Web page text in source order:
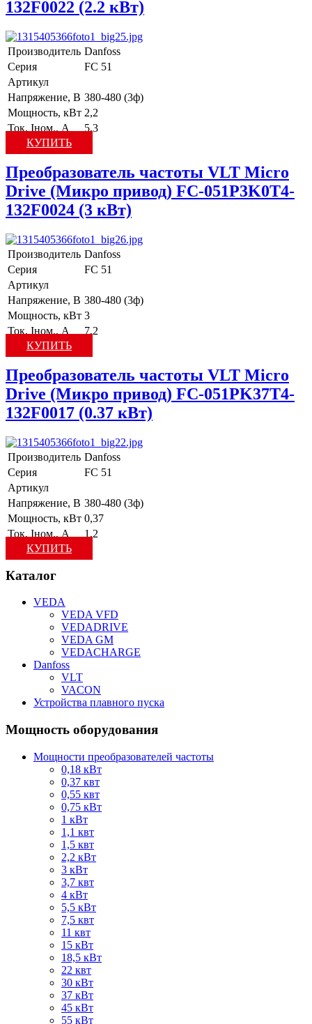
132F0022 (2.2 кВт)
Производитель Danfoss
Серия
FC 51
Артикул
Напряжение, В 380-480 (3ф)
Мощность, кВт 2,2
Ток, Iном., А
5,3
КУПИТЬ
Преобразователь частоты VLT Micro
Drive (Микро привод) FC-051P3K0T4-
132F0024 (3 кВт)
Производитель Danfoss
Серия
FC 51
Артикул
Напряжение, В 380-480 (3ф)
Мощность, кВт 3
Ток, Iном., А
7,2
КУПИТЬ
Преобразователь частоты VLT Micro
Drive (Микро привод) FC-051PK37T4-
132F0017 (0.37 кВт)
Производитель Danfoss
Серия
FC 51
Артикул
Напряжение, В 380-480 (3ф)
Мощность, кВт 0,37
Ток, Iном., А
1,2
КУПИТЬ
Каталог
VEDA
VEDA VFD
VEDADRIVE
VEDA GM
VEDACHARGE
Danfoss
VLT
VACON
Устройства плавного пуска
Мощность оборудования
Мощности преобразователей частоты
0,18 кВт
0,37 квт
0,55 квт
0,75 кВт
1 кВт
1,1 квт
1,5 квт
2,2 кВт
3 кВт
3,7 квт
4 кВт
5,5 кВт
7,5 квт
11 квт
15 кВт
18,5 кВт
22 квт
30 кВт
37 кВт
45 кВт
55 кВт